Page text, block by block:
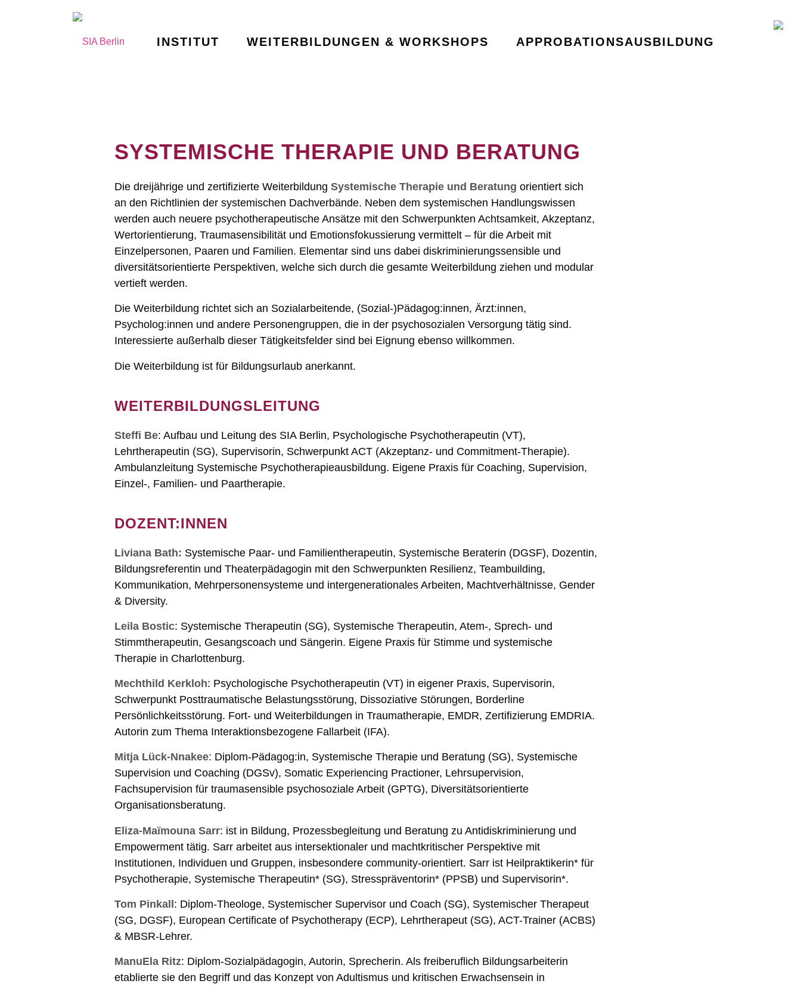
INSTITUT WEITERBILDUNGEN & WORKSHOPS APPROBATIONSAUSBILDUNG
SYSTEMISCHE THERAPIE UND BERATUNG
Die dreijährige und zertifizierte Weiterbildung Systemische Therapie und Beratung orientiert sich
an den Richtlinien der systemischen Dachverbände. Neben dem systemischen Handlungswissen
werden auch neuere psychotherapeutische Ansätze mit den Schwerpunkten Achtsamkeit, Akzeptanz,
Wertorientierung, Traumasensibilität und Emotionsfokussierung vermittelt – für die Arbeit mit
Einzelpersonen, Paaren und Familien. Elementar sind uns dabei diskriminierungssensible und
diversitätsorientierte Perspektiven, welche sich durch die gesamte Weiterbildung ziehen und modular
vertieft werden.
Die Weiterbildung richtet sich an Sozialarbeitende, (Sozial-)Pädagog:innen, Ärzt:innen,
Psycholog:innen und andere Personengruppen, die in der psychosozialen Versorgung tätig sind.
Interessierte außerhalb dieser Tätigkeitsfelder sind bei Eignung ebenso willkommen.
Die Weiterbildung ist für Bildungsurlaub anerkannt.
WEITERBILDUNGSLEITUNG
Steffi Be: Aufbau und Leitung des SIA Berlin, Psychologische Psychotherapeutin (VT),
Lehrtherapeutin (SG), Supervisorin, Schwerpunkt ACT (Akzeptanz- und Commitment-Therapie).
Ambulanzleitung Systemische Psychotherapieausbildung. Eigene Praxis für Coaching, Supervision,
Einzel-, Familien- und Paartherapie.
DOZENT:INNEN
Liviana Bath: Systemische Paar- und Familientherapeutin, Systemische Beraterin (DGSF), Dozentin,
Bildungsreferentin und Theaterpädagogin mit den Schwerpunkten Resilienz, Teambuilding,
Kommunikation, Mehrpersonensysteme und intergenerationales Arbeiten, Machtverhältnisse, Gender
& Diversity.
Leila Bostic: Systemische Therapeutin (SG), Systemische Therapeutin, Atem-, Sprech- und
Stimmtherapeutin, Gesangscoach und Sängerin. Eigene Praxis für Stimme und systemische
Therapie in Charlottenburg.
Mechthild Kerkloh: Psychologische Psychotherapeutin (VT) in eigener Praxis, Supervisorin,
Schwerpunkt Posttraumatische Belastungsstörung, Dissoziative Störungen, Borderline
Persönlichkeitsstörung. Fort- und Weiterbildungen in Traumatherapie, EMDR, Zertifizierung EMDRIA.
Autorin zum Thema Interaktionsbezogene Fallarbeit (IFA).
Mitja Lück-Nnakee: Diplom-Pädagog:in, Systemische Therapie und Beratung (SG), Systemische
Supervision und Coaching (DGSv), Somatic Experiencing Practioner, Lehrsupervision,
Fachsupervision für traumasensible psychosoziale Arbeit (GPTG), Diversitätsorientierte
Organisationsberatung.
Eliza-Maïmouna Sarr: ist in Bildung, Prozessbegleitung und Beratung zu Antidiskriminierung und
Empowerment tätig. Sarr arbeitet aus intersektionaler und machtkritischer Perspektive mit
Institutionen, Individuen und Gruppen, insbesondere community-orientiert. Sarr ist Heilpraktikerin* für
Psychotherapie, Systemische Therapeutin* (SG), Stresspräventorin* (PPSB) und Supervisorin*.
Tom Pinkall : Diplom-Theologe, Systemischer Supervisor und Coach (SG), Systemischer Therapeut
(SG, DGSF), European Certificate of Psychotherapy (ECP), Lehrtherapeut (SG), ACT-Trainer (ACBS)
& MBSR-Lehrer.
ManuEla Ritz: Diplom-Sozialpädagogin, Autorin, Sprecherin. Als freiberuflich Bildungsarbeiterin
etablierte sie den Begriff und das Konzept von Adultismus und kritischen Erwachsensein in